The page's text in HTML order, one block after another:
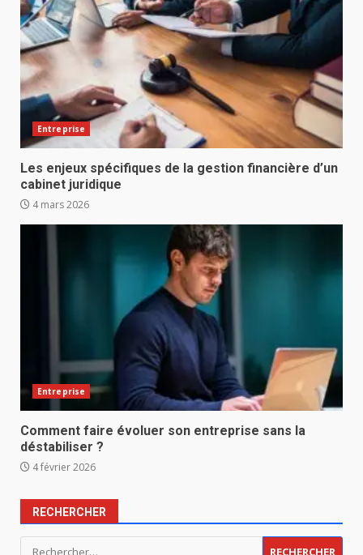
Entreprise
Les enjeux spécifiques de la gestion financière d’un
cabinet juridique
4 mars 2026
Entreprise
Comment faire évoluer son entreprise sans la
déstabiliser ?
4 février 2026
RECHERCHER
Rechercher :